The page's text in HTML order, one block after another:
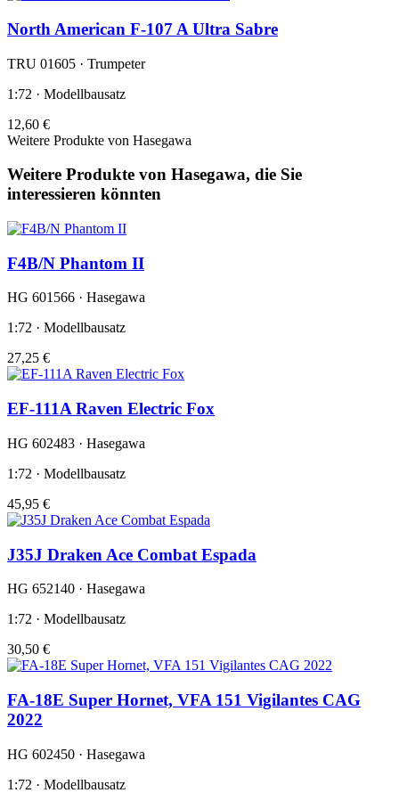
North American F-107 A Ultra Sabre
TRU 01605 · Trumpeter
1:72 · Modellbausatz
12,60 €
Weitere Produkte von Hasegawa
Weitere Produkte von Hasegawa, die Sie
interessieren könnten
F4B/N Phantom II
HG 601566 · Hasegawa
1:72 · Modellbausatz
27,25 €
EF-111A Raven Electric Fox
HG 602483 · Hasegawa
1:72 · Modellbausatz
45,95 €
J35J Draken Ace Combat Espada
HG 652140 · Hasegawa
1:72 · Modellbausatz
30,50 €
FA-18E Super Hornet, VFA 151 Vigilantes CAG
2022
HG 602450 · Hasegawa
1:72 · Modellbausatz